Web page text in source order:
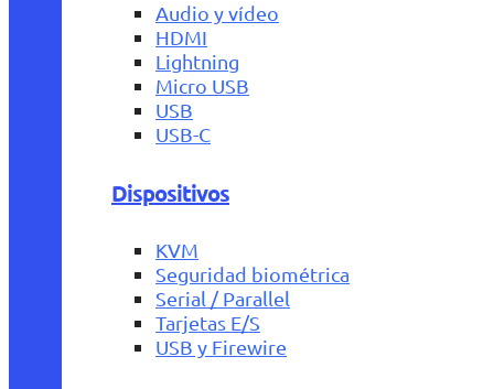
Audio y vídeo
HDMI
Lightning
Micro USB
USB
USB-C
Dispositivos
KVM
Seguridad biométrica
Serial / Parallel
Tarjetas E/S
USB y Firewire